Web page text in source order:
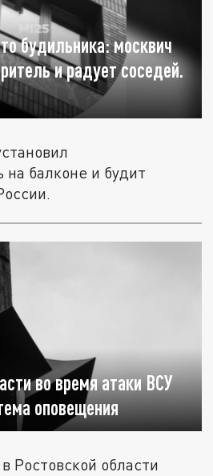
будильника: москвич
и радует соседей.
на балконе и будит
во время атаки ВСУ
оповещения
Ростовской области